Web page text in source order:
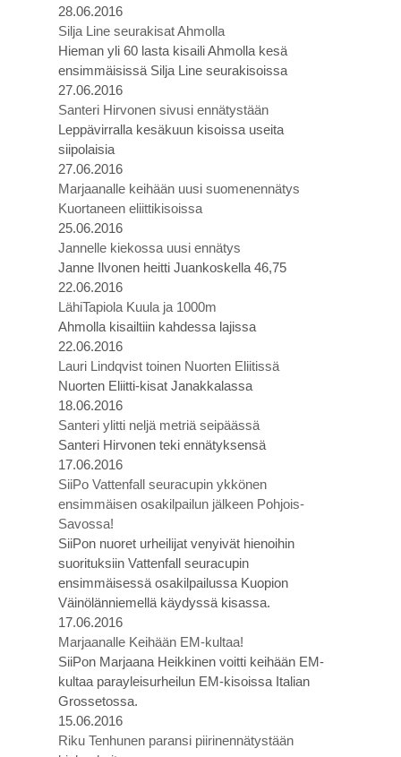
28.06.2016
Silja Line seurakisat Ahmolla
Hieman yli 60 lasta kisaili Ahmolla kesä
ensimmäisissä Silja Line seurakisoissa
27.06.2016
Santeri Hirvonen sivusi ennätystään
Leppävirralla kesäkuun kisoissa useita
siipolaisia
27.06.2016
Marjaanalle keihään uusi suomenennätys
Kuortaneen eliittikisoissa
25.06.2016
Jannelle kiekossa uusi ennätys
Janne Ilvonen heitti Juankoskella 46,75
22.06.2016
LähiTapiola Kuula ja 1000m
Ahmolla kisailtiin kahdessa lajissa
22.06.2016
Lauri Lindqvist toinen Nuorten Eliitissä
Nuorten Eliitti-kisat Janakkalassa
18.06.2016
Santeri ylitti neljä metriä seipäässä
Santeri Hirvonen teki ennätyksensä
17.06.2016
SiiPo Vattenfall seuracupin ykkönen
ensimmäisen osakilpailun jälkeen Pohjois-
Savossa!
SiiPon nuoret urheilijat venyivät hienoihin
suorituksiin Vattenfall seuracupin
ensimmäisessä osakilpailussa Kuopion
Väinölänniemellä käydyssä kisassa.
17.06.2016
Marjaanalle Keihään EM-kultaa!
SiiPon Marjaana Heikkinen voitti keihään EM-
kultaa parayleisurheilun EM-kisoissa Italian
Grossetossa.
15.06.2016
Riku Tenhunen paransi piirinennätystään